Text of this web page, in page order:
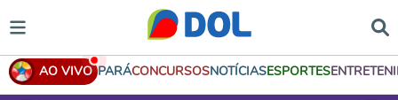
AO VIVO PARÁCONCURSOSNOTÍCIASESPORTES